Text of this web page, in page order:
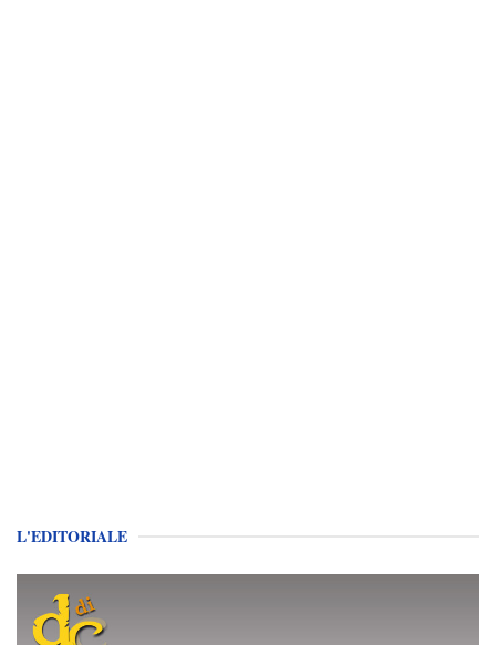
L'EDITORIALE